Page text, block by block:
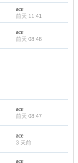
ace
前天 11:41
ace
前天 08:48
ace
前天 08:47
ace
3 天前
ace